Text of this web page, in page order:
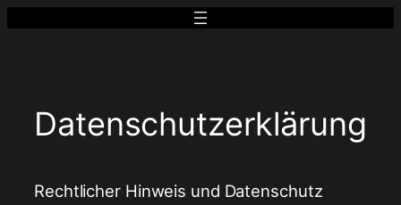
Datenschutzerklärung
Rechtlicher Hinweis und Datenschutz